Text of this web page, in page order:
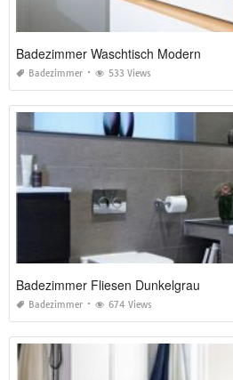
Badezimmer Waschtisch Modern
Badezimmer 533 Views
Badezimmer Fliesen Dunkelgrau
Badezimmer 674 Views